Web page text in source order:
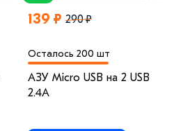
139 ₽ 290 ₽
Осталось 200 шт
АЗУ Micro USB на 2 USB
2.4A